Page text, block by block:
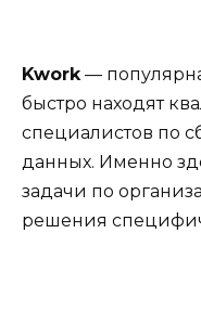
Kwork —
быстро находят
специалистов по
данных. Именно
задачи по
решения